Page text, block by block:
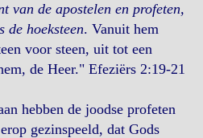
van de apostelen en profeten,
de hoeksteen. Vanuit hem
voor steen, uit tot een
de Heer." Efeziërs 2:19-21
hebben de joodse profeten
gezinspeeld, dat Gods